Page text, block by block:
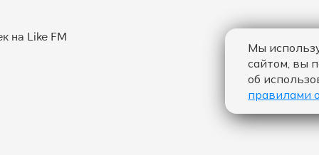
Мы
сайтом, вы
об
правилами